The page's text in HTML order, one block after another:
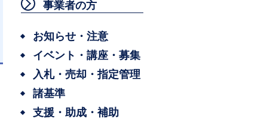
事業者の方
お知らせ・注意
イベント・講座・募集
入札・売却・指定管理
諸基準
支援・助成・補助